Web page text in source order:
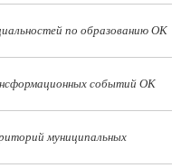
по образованию ОК
событий ОК
муниципальных